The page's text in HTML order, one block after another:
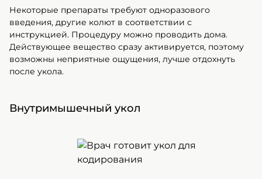
>Побочные эффекты и возможные
последствия процедуры
>Подготовка к кодированию уколом в
домашних условиях
инъекционным методом
«Призма» в Хабаровске
Некоторые препараты требуют одноразового
введения, другие колют в соответствии с
инструкцией. Процедуру можно проводить дома.
Действующее вещество сразу активируется, поэтому
возможны неприятные ощущения, лучше отдохнуть
после укола.
Внутримышечный укол